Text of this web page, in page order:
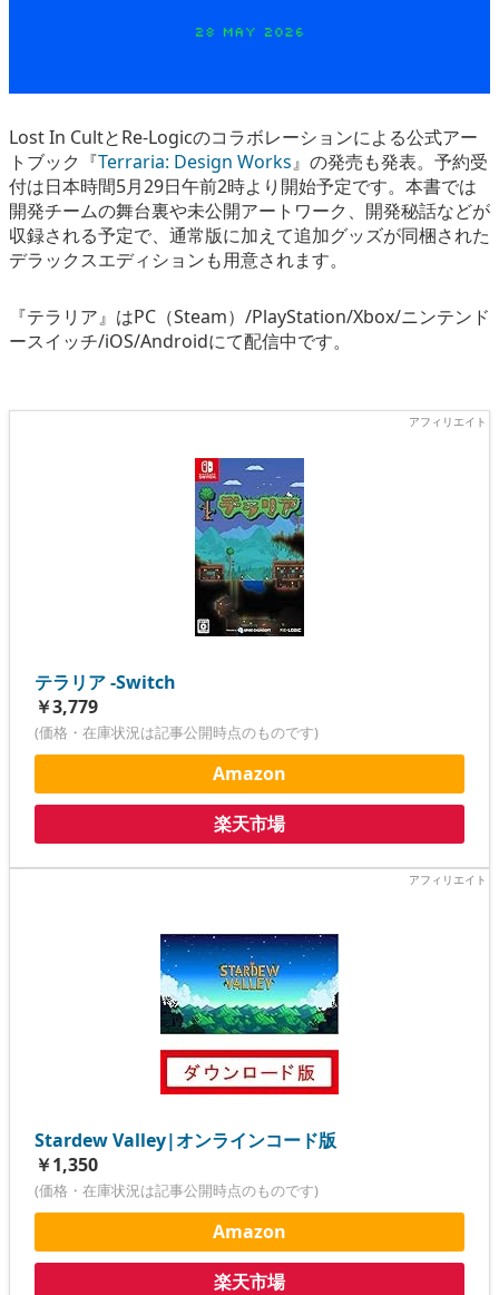
Lost In CultとRe-Logicのコラボレーションによる公式アー
トブック『Terraria: Design Works』の発売も発表。予約受
付は日本時間5月29日午前2時より開始予定です。本書では
開発チームの舞台裏や未公開アートワーク、開発秘話などが
収録される予定で、通常版に加えて追加グッズが同梱された
デラックスエディションも用意されます。
『テラリア』はPC（Steam）/PlayStation/Xbox/ニンテンド
ースイッチ/iOS/Androidにて配信中です。
テラリア -Switch
￥3,779
(価格・在庫状況は記事公開時点のものです)
Amazon
楽天市場
Stardew Valley|オンラインコード版
￥1,350
(価格・在庫状況は記事公開時点のものです)
Amazon
楽天市場